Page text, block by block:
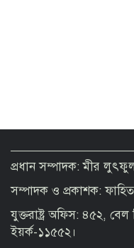
প্রধান সম্পাদক: মীর
সম্পাদক ও প্রকাশক:
যুক্তরাষ্ট্র অফিস: ৪৫২, বেল
ইয়র্ক-১১৫৫২।